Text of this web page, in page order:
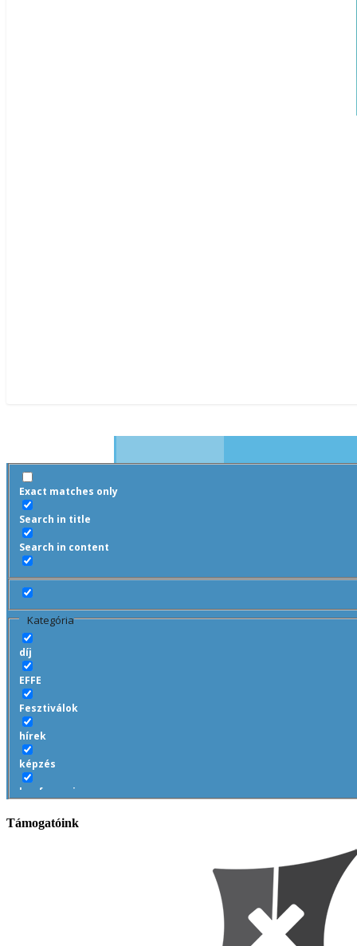
Exact matches only
Search in title
Search in content
Kategória
díj
EFFE
Fesztiválok
hírek
képzés
konferencia
koronavírus
Támogatóink